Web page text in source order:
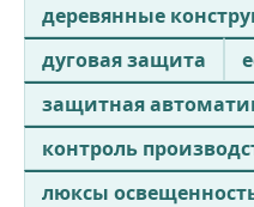
деревянные
дуговая защита
защитная
контроль
люксы